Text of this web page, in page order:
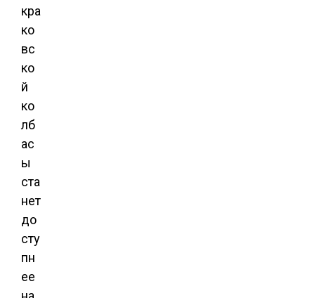
кра
ко
вс
ко
й
ко
лб
ас
ы
ста
нет
до
сту
пн
ее